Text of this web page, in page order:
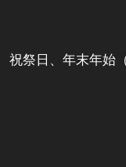
祝祭日、年末年始